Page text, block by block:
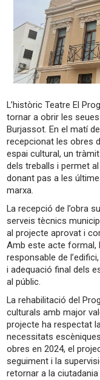
L’històric Teatre El
tornar a obrir les
Burjassot. En el matí
recepcionat les obres
espai cultural, un
dels treballs i permet
donant pas a les
marxa.
La recepció de l’obra
serveis tècnics
al projecte aprovat i
Amb este acte formal,
responsable de
i adequació final dels
al públic.
La rehabilitació del
culturals amb major
projecte ha respectat
necessitats
obres en 2024, el
seguiment i la
retornar a la